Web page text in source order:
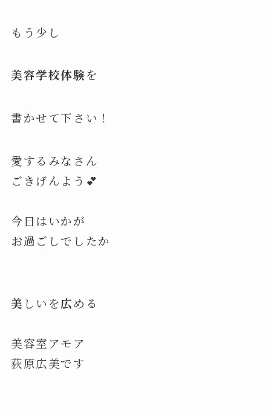
もう少し
美容学校体験を
書かせて下さい！
愛するみなさん
ごきげんよう💕
今日はいかが
お過ごしでしたか
美 しいを広める
美容室アモア
荻原広美です